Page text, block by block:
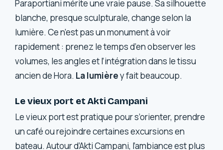
Paraportiani mérite une vraie pause. Sa silhouette
blanche, presque sculpturale, change selon la
lumière. Ce n’est pas un monument à voir
rapidement : prenez le temps d’en observer les
volumes, les angles et l’intégration dans le tissu
ancien de Hora. La lumièrey fait beaucoup.
Le vieux port et Akti Campani
Le vieux port est pratique pour s’orienter, prendre
un café ou rejoindre certaines excursions en
bateau. Autour d’Akti Campani, l’ambiance est plus